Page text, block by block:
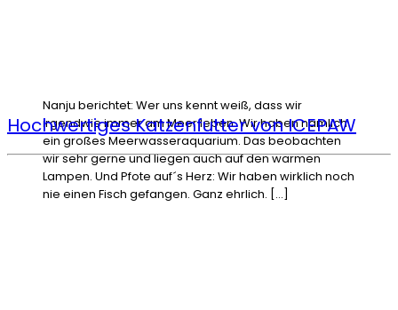
Nanju berichtet: Wer uns kennt weiß, dass wir
irgendwie immer am Meer leben. Wir haben nämlich
ein großes Meerwasseraquarium. Das beobachten
wir sehr gerne und liegen auch auf den warmen
Lampen. Und Pfote auf´s Herz: Wir haben wirklich noch
nie einen Fisch gefangen. Ganz ehrlich. […]
Hochwertiges Katzenfutter von ICEPAW